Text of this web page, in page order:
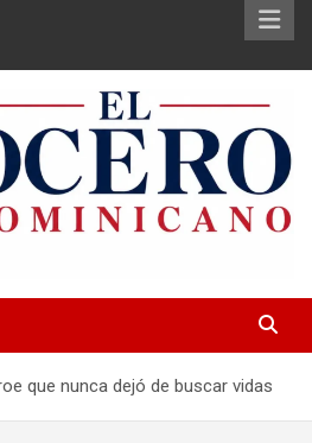
que nunca dejó de buscar vidas